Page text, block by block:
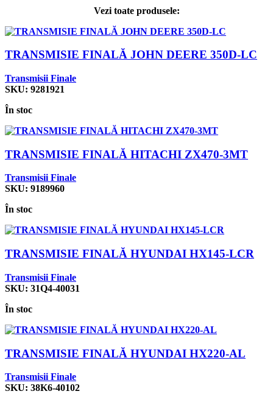
Vezi toate produsele:
TRANSMISIE FINALĂ JOHN DEERE 350D-LC
Transmisii Finale
SKU: 9281921
În stoc
TRANSMISIE FINALĂ HITACHI ZX470-3MT
Transmisii Finale
SKU: 9189960
În stoc
TRANSMISIE FINALĂ HYUNDAI HX145-LCR
Transmisii Finale
SKU: 31Q4-40031
În stoc
TRANSMISIE FINALĂ HYUNDAI HX220-AL
Transmisii Finale
SKU: 38K6-40102